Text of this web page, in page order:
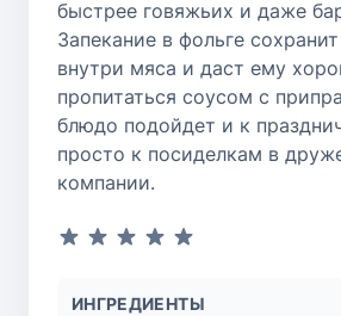
быстрее говяжьих и даже
Запекание в фольге
внутри мяса и даст ему
пропитаться соусом с
блюдо подойдет и к
просто к посиделкам в
компании.
ИНГРЕДИЕНТЫ